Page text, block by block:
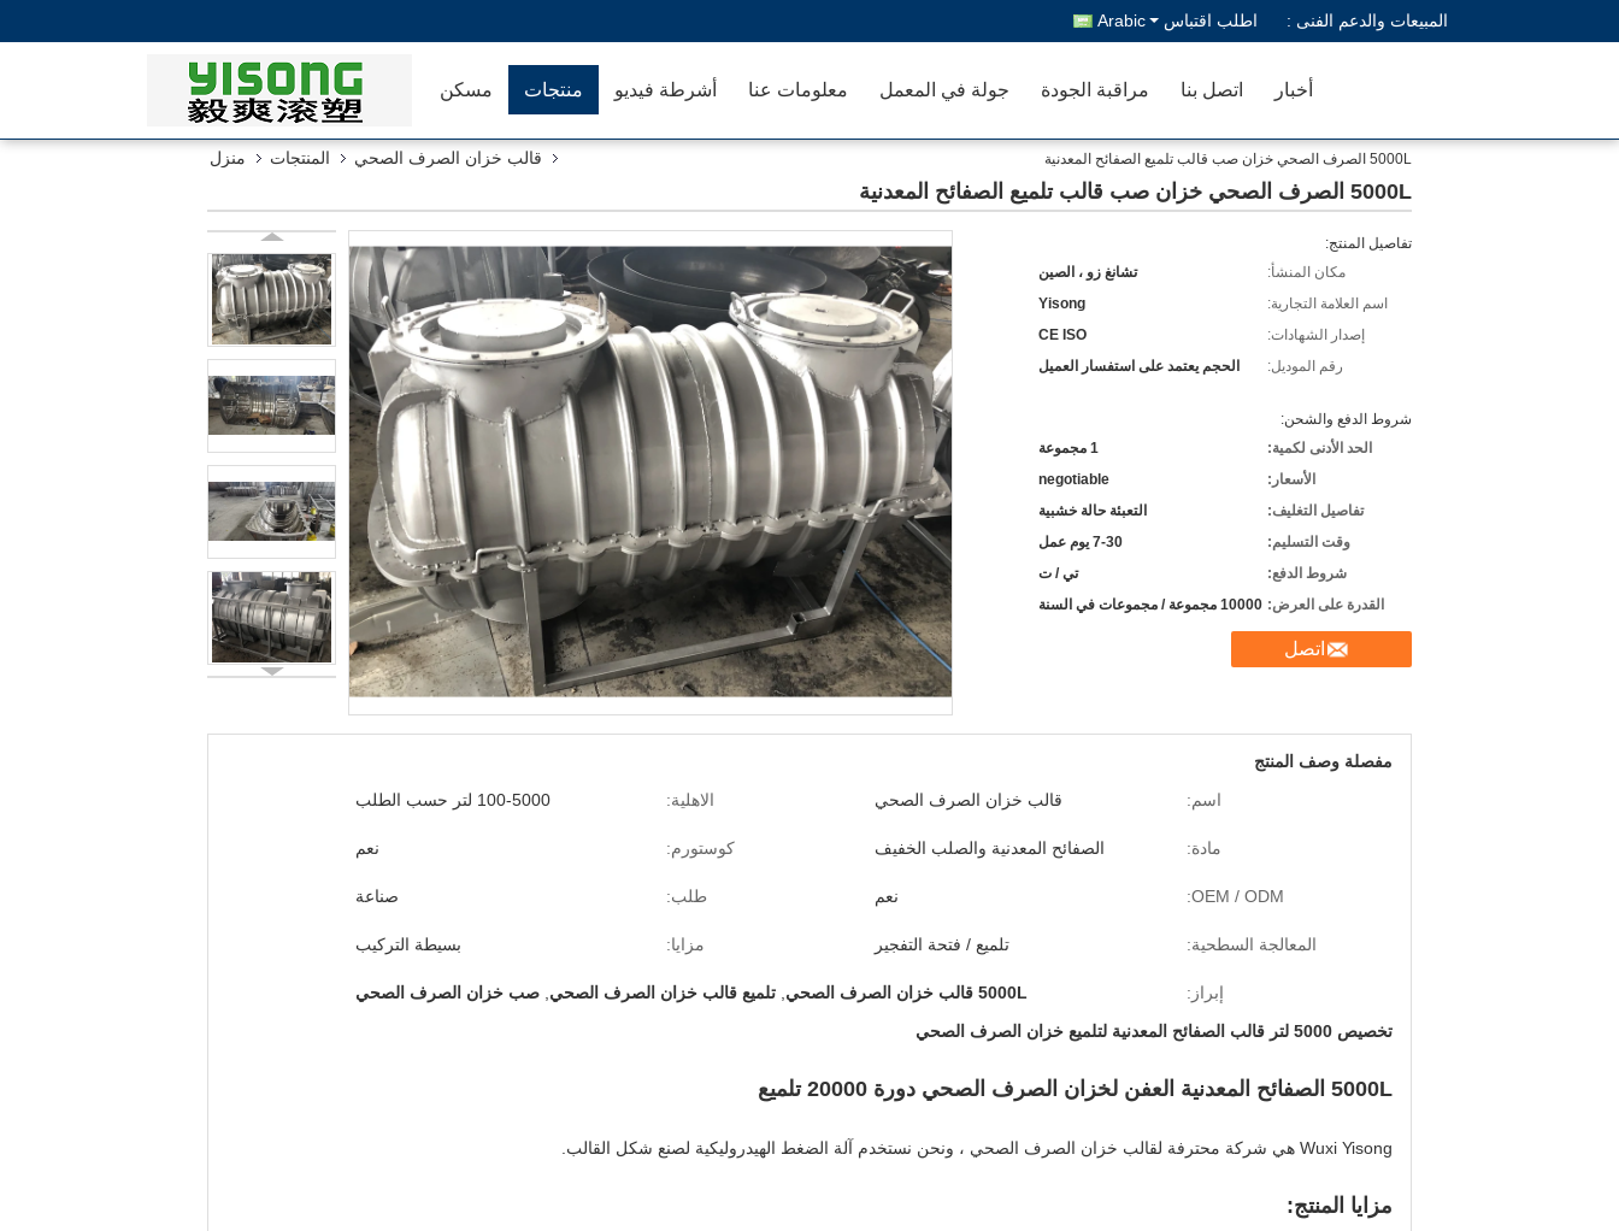
المبيعات والدعم الفنى : اطلب اقتباس Arabic
مسكن منتجات أشرطة فيديو معلومات عنا جولة في المعمل مراقبة الجودة اتصل بنا أخبار
منزل المنتجات قالب خزان الصرف الصحي 5000L الصرف الصحي خزان صب قالب تلميع الصفائح المعدنية
5000L الصرف الصحي خزان صب قالب تلميع الصفائح المعدنية
تفاصيل المنتج:
مكان المنشأ:
تشانغ زو ، الصين
اسم العلامة التجارية:
Yisong
إصدار الشهادات:
CE ISO
رقم الموديل:
الحجم يعتمد على استفسار العميل
شروط الدفع والشحن:
الحد الأدنى لكمية:
1 مجموعة
الأسعار:
negotiable
تفاصيل التغليف:
التعبئة حالة خشبية
وقت التسليم:
7-30 يوم عمل
شروط الدفع:
تي / ت
القدرة على العرض: 10000 مجموعة / مجموعات في السنة
اتصل
مفصلة وصف المنتج
اسم:
قالب خزان الصرف الصحي الاهلية: 100-5000 لتر حسب الطلب
مادة: الصفائح المعدنية والصلب الخفيف كوستورم: نعم
OEM / ODM: نعم طلب: صناعة
المعالجة السطحية: تلميع / فتحة التفجير مزايا: بسيطة التركيب
إبراز: 5000L قالب خزان الصرف الصحي تلميع قالب خزان الصرف الصحي صب خزان الصرف الصحي
تخصيص 5000 لتر قالب الصفائح المعدنية لتلميع خزان الصرف الصحي
5000L الصفائح المعدنية العفن لخزان الصرف الصحي دورة 20000 تلميع
Wuxi Yisong هي شركة محترفة لقالب خزان الصرف الصحي ، ونحن نستخدم آلة الضغط الهيدروليكية لصنع شكل القالب.
مزايا المنتج: